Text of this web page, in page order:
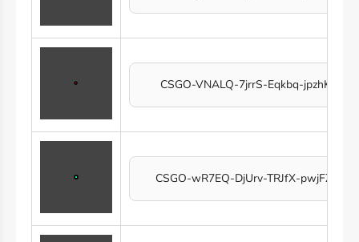
CSGO-VNALQ-7jrrS-Eqkbq-jpzhK-
CSGO-wR7EQ-DjUrv-TRJfX-pwjFZ-